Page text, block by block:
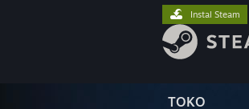
TOKO
Instal Steam